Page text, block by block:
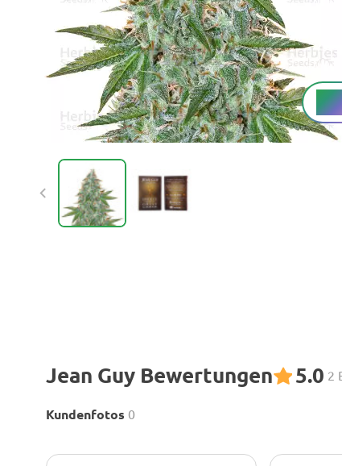
25
Jean Guy Bewertungen 5.0 2
Kundenfotos 0